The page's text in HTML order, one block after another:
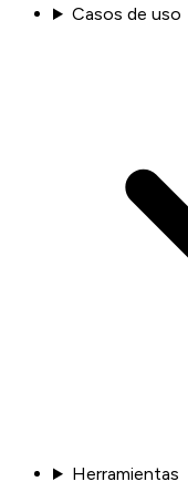
Casos de uso
Herramientas